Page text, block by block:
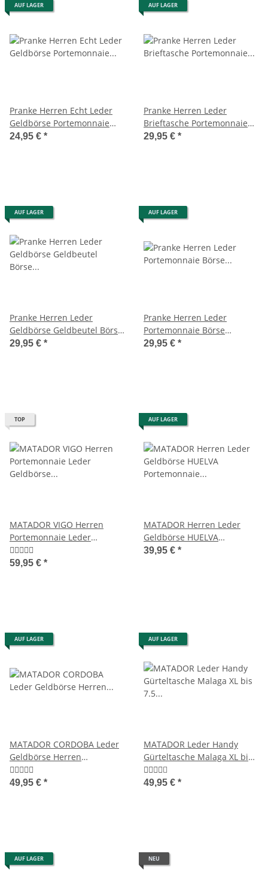
AUF LAGER
Pranke Herren Echt Leder
Geldbörse Portemonnaie
Geldbeutel Brieftasche
24,95 € *
AUF LAGER
Pranke Herren Leder
Brieftasche Portemonnaie
Geldbörse Geldbeutel Börse
29,95 € *
AUF LAGER
Pranke Herren Leder
Geldbörse Geldbeutel Börse
Brieftasche Portemonnaie
29,95 € *
AUF LAGER
Pranke Herren Leder
Portemonnaie Börse
Geldbörse Geldbeutel
29,95 € *
TOP
MATADOR VIGO Herren
Portemonnaie Leder
Geldbörse Brieftasche RFID
59,95 € *
AUF LAGER
MATADOR Herren Leder
Geldbörse HUELVA
Portemonnaie RFID Braun
39,95 € *
AUF LAGER
MATADOR CORDOBA Leder
Geldbörse Herren
Herrenbörse RFID TüV
49,95 € *
AUF LAGER
MATADOR Leder Handy
Gürteltasche Malaga XL bis
7.5 Zoll 5 Farben
49,95 € *
AUF LAGER NEU